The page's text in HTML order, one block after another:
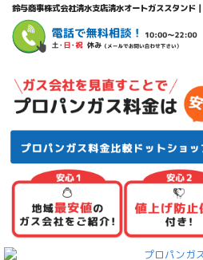
鈴与商事株式会社清水支店清水オートガススタンド｜